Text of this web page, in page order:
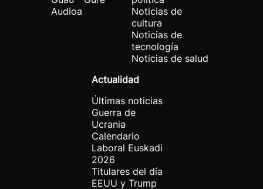
Audioa
Noticias de
cultura
Noticias de
tecnología
Noticias de salud
Actualidad
Últimas noticias
Guerra de
Ucrania
Calendario
Laboral Euskadi
2026
Titulares del día
EEUU y Trump